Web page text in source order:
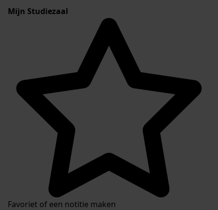
Mijn Studiezaal
Favoriet of een notitie maken